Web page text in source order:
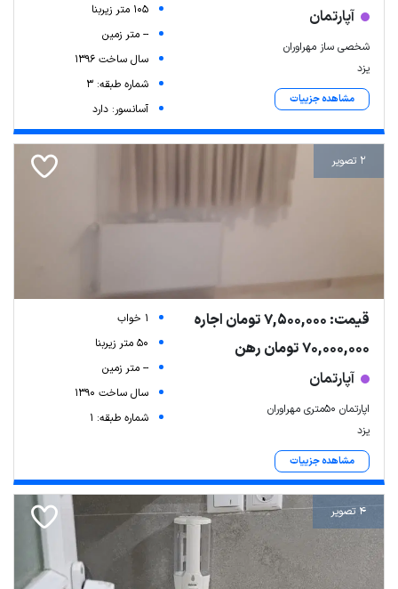
Leaflet| Map data © ariamarz.com
آپارتمان
شخصی ساز مهراوران
یزد
مشاهده جزییات
105 متر زیربنا
-- متر زمین
سال ساخت 1396
شماره طبقه: 3
آسانسور: دارد
2 تصویر
قیمت: 7,500,000 تومان اجاره
70,000,000 تومان رهن
آپارتمان
اپارتمان ۵۰متری مهراوران
یزد
مشاهده جزییات
1 خواب
50 متر زیربنا
-- متر زمین
سال ساخت 1390
شماره طبقه: 1
4 تصویر